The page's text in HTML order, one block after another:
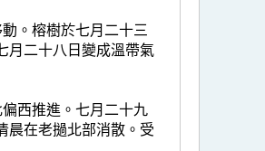
。榕樹於七月二十三
月二十八日變成溫帶氣
西推進。七月二十九
晨在老撾北部消散。受